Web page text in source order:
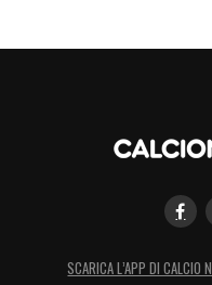
SCARICA L’APP DI CALCIO